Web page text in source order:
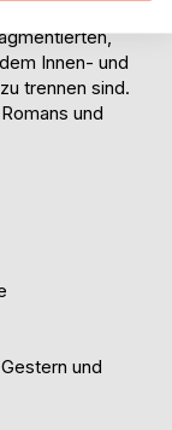
Innen- und
trennen sind.
und
und